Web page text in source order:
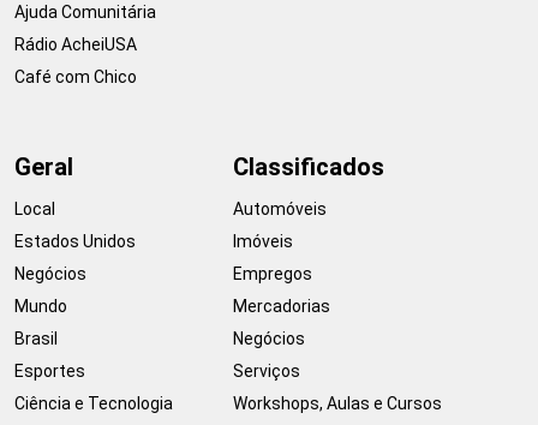
Ajuda Comunitária
Rádio AcheiUSA
Café com Chico
Geral
Local
Estados Unidos
Negócios
Mundo
Brasil
Esportes
Ciência e Tecnologia
Classificados
Automóveis
Imóveis
Empregos
Mercadorias
Negócios
Serviços
Workshops, Aulas e Cursos